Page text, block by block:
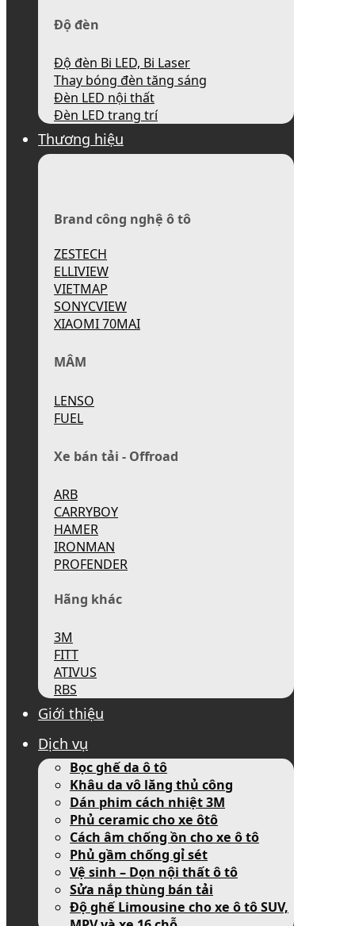
Độ đèn
Độ đèn Bi LED, Bi Laser
Thay bóng đèn tăng sáng
Đèn LED nội thất
Đèn LED trang trí
Thương hiệu
Brand công nghệ ô tô
ZESTECH
ELLIVIEW
VIETMAP
SONYCVIEW
XIAOMI 70MAI
MÂM
LENSO
FUEL
Xe bán tải - Offroad
ARB
CARRYBOY
HAMER
IRONMAN
PROFENDER
Hãng khác
3M
FITT
ATIVUS
RBS
Giới thiệu
Dịch vụ
Bọc ghế da ô tô
Khâu da vô lăng thủ công
Dán phim cách nhiệt 3M
Phủ ceramic cho xe ôtô
Cách âm chống ồn cho xe ô tô
Phủ gầm chống gỉ sét
Vệ sinh – Dọn nội thất ô tô
Sửa nắp thùng bán tải
Độ ghế Limousine cho xe ô tô SUV,